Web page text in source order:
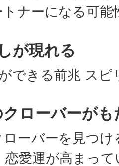
ナーになる可能
が現れる
クローバーが
ーバーを見つ
恋愛運が高まっ